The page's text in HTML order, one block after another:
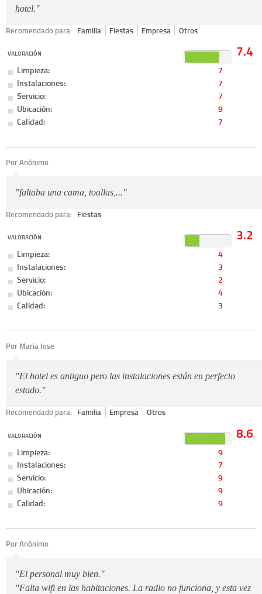
hotel."
Recomendado para: Familia Fiestas Empresa Otros
VALORACIÓN 7.4
Limpieza:
7
Instalaciones:
7
Servicio:
7
Ubicación:
9
Calidad:
7
Por Anónimo
"faltaba una cama, toallas,..."
Recomendado para: Fiestas
VALORACIÓN 3.2
Limpieza:
4
Instalaciones:
3
Servicio:
2
Ubicación:
4
Calidad:
3
Por Maria Jose
"El hotel es antiguo pero las instalaciones están en perfecto
estado."
Recomendado para: Familia Empresa Otros
VALORACIÓN 8.6
Limpieza:
9
Instalaciones:
7
Servicio:
9
Ubicación:
9
Calidad:
9
Por Anónimo
"El personal muy bien."
"Falta wifi en las habitaciones. La radio no funciona, y esta vez